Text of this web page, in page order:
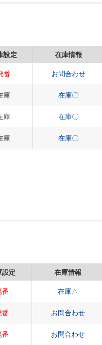
設定 在庫情報
番 お問合わせ
庫 在庫〇
庫 在庫〇
庫 在庫〇
設定 在庫情報
番 在庫△
番 お問合わせ
番 お問合わせ